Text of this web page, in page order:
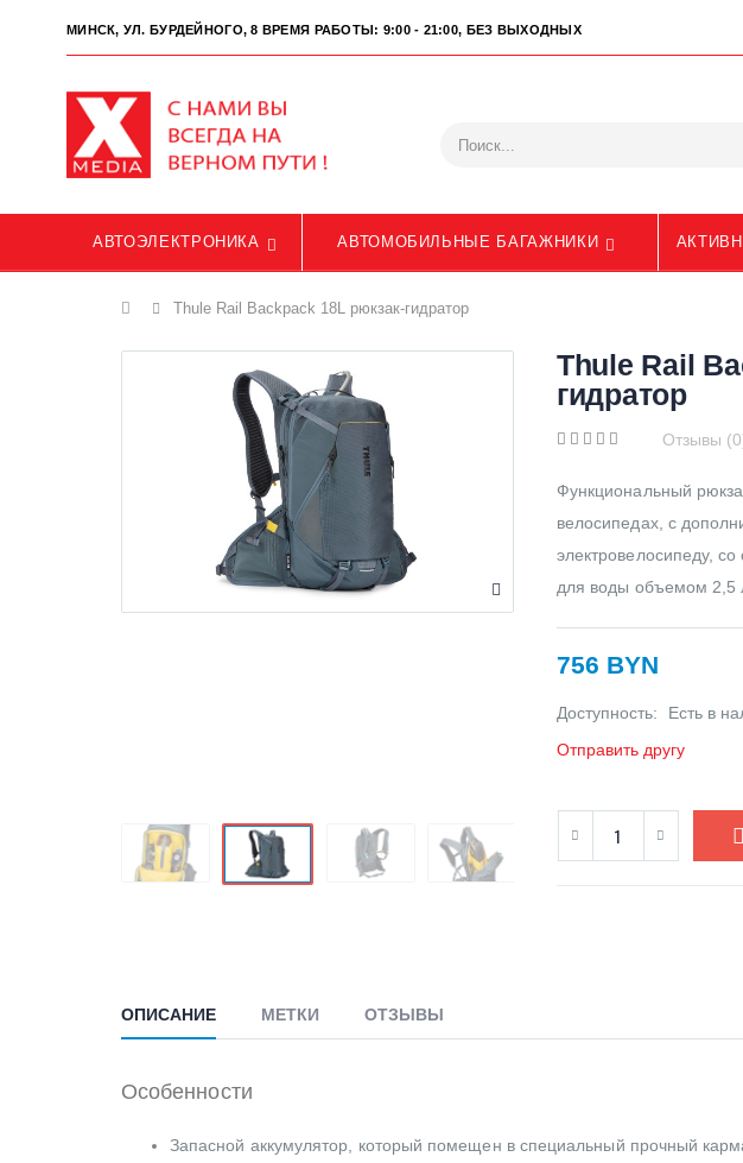
МИНСК, УЛ. БУРДЕЙНОГО, 8 ВРЕМЯ РАБОТЫ: 9:00 - 21:00, БЕЗ ВЫХОДНЫХ
АВТОЭЛЕКТРОНИКА АВТОМОБИЛЬНЫЕ БАГАЖНИКИ
Главная
Thule Rail Backpack 18L рюкзак-гидратор
Thule Rail
гидратор
Отзывы
Функциональный
велосипедах, с
электровелосипеду,
для воды объемом 2,5
756 BYN
Доступность:
Есть в
Отправить другу
ОПИСАНИЕ МЕТКИ ОТЗЫВЫ
Особенности
Запасной аккумулятор, который помещен в специальный прочный